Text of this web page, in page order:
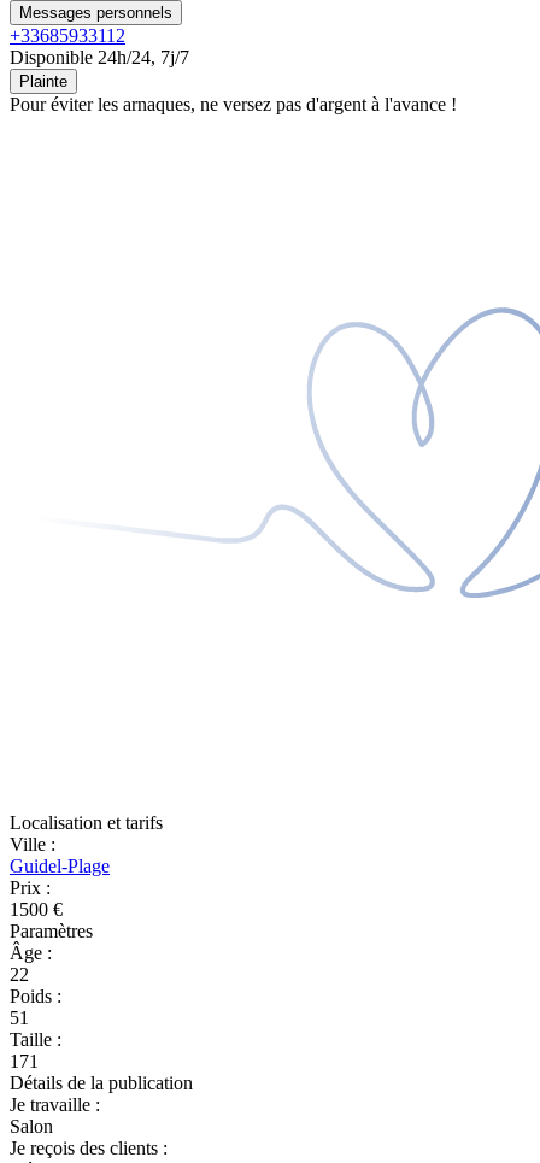
Messages personnels
+33685933112
Disponible 24h/24, 7j/7
Plainte
Pour éviter les arnaques, ne versez pas d'argent à l'avance !
Localisation et tarifs
Ville :
Guidel-Plage
Prix :
1500 €
Paramètres
Âge :
22
Poids :
51
Taille :
171
Détails de la publication
Je travaille :
Salon
Je reçois des clients :